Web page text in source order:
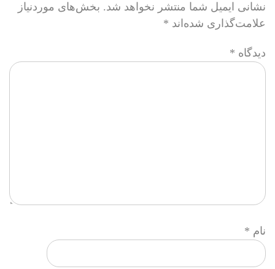
نشانی ایمیل شما منتشر نخواهد شد. بخش‌های موردنیاز
علامت‌گذاری شده‌اند *
دیدگاه *
نام *